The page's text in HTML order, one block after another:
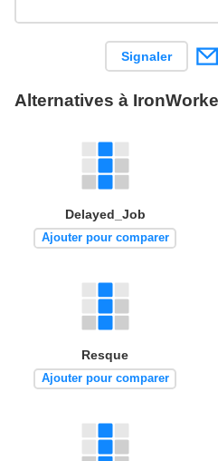
Signaler
Alternatives à
Delayed_Job
Ajouter pour comparer
Resque
Ajouter pour comparer